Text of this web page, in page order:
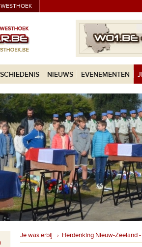
NIEUWS EVENEMENTEN
Je was erbij › Herdenking Nieuw-Zeeland